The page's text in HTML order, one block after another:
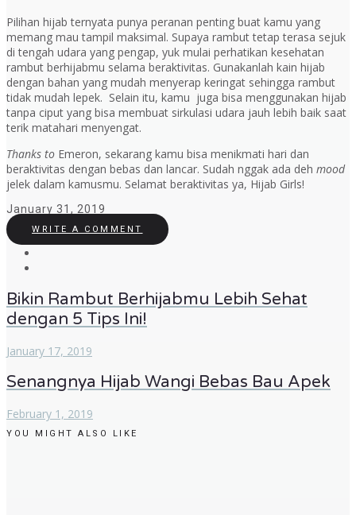
Pilihan hijab ternyata punya peranan penting buat kamu yang
memang mau tampil maksimal. Supaya rambut tetap terasa sejuk
di tengah udara yang pengap, yuk mulai perhatikan kesehatan
rambut berhijabmu selama beraktivitas. Gunakanlah kain hijab
dengan bahan yang mudah menyerap keringat sehingga rambut
tidak mudah lepek. Selain itu, kamu juga bisa menggunakan hijab
tanpa ciput yang bisa membuat sirkulasi udara jauh lebih baik saat
terik matahari menyengat.
Thanks to Emeron, sekarang kamu bisa menikmati hari dan
beraktivitas dengan bebas dan lancar. Sudah nggak ada deh mood
jelek dalam kamusmu. Selamat beraktivitas ya, Hijab Girls!
January 31, 2019
WRITE A COMMENT
Bikin Rambut Berhijabmu Lebih Sehat
dengan 5 Tips Ini!
January 17, 2019
Senangnya Hijab Wangi Bebas Bau Apek
February 1, 2019
YOU MIGHT ALSO LIKE